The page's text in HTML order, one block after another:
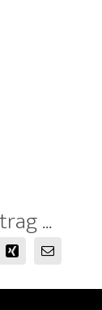
...
Xing
E-